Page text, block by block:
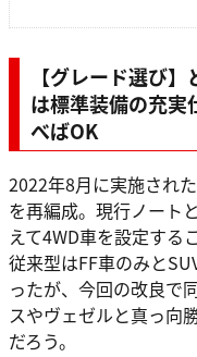
【グレード選び
は標準装備の充実
べばOK
2022年8月に実施され
を再編成。現行ノート
えて4WD車を設定する
従来型はFF車のみと
ったが、今回の改良で
スやヴェゼルと真っ向
だろう。